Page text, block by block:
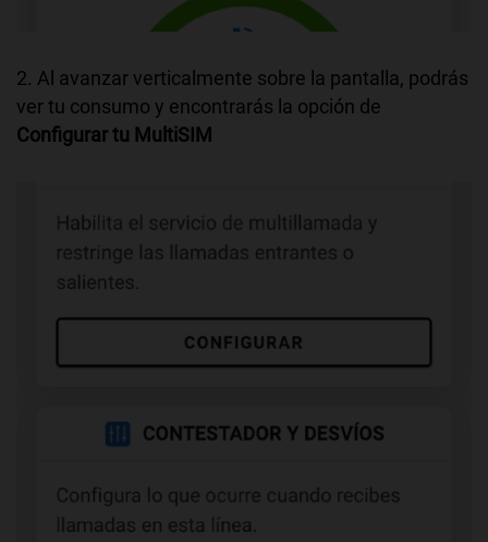
2. Al avanzar verticalmente sobre la pantalla, podrás
ver tu consumo y encontrarás la opción de
Configurar tu MultiSIM